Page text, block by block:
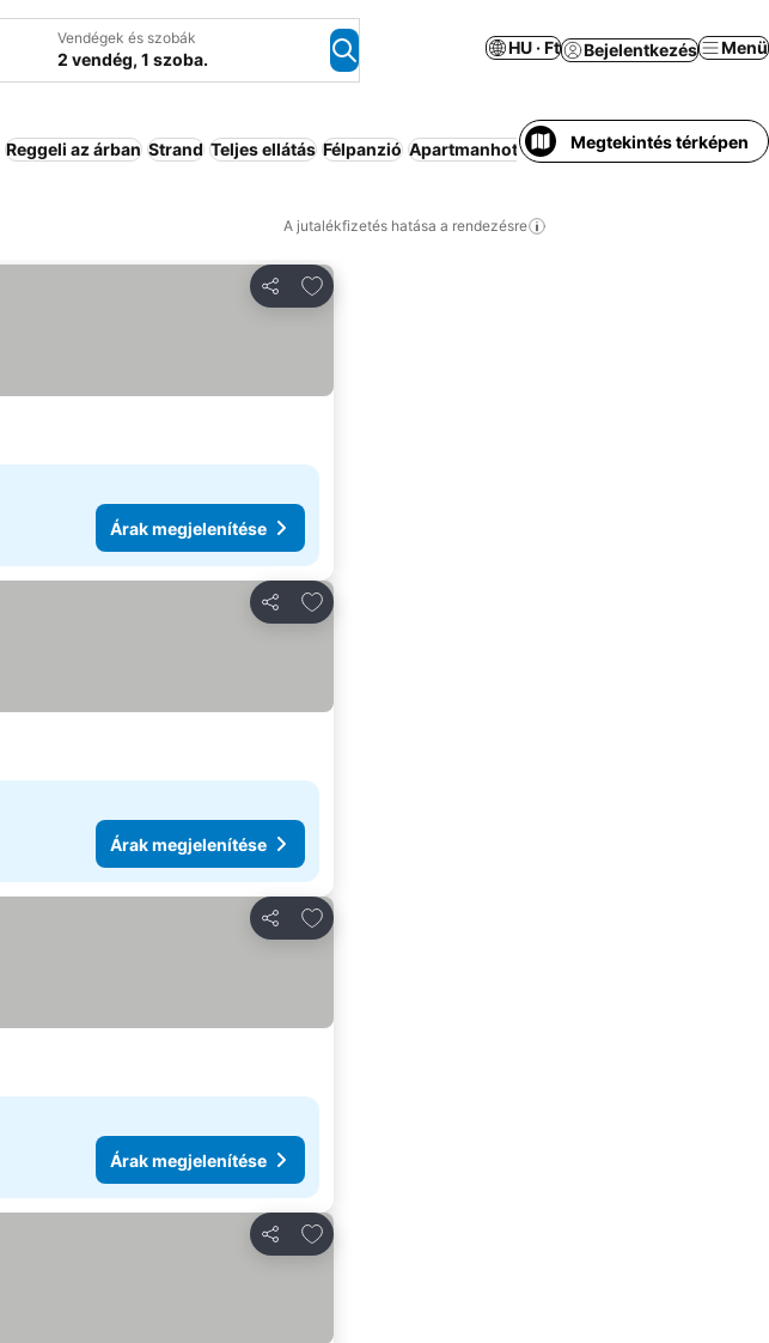
Vendégek és szobák
2 vendég, 1 szoba.
HU · Ft Bejelentkezés Menü
Reggeli az árban Strand Teljes ellátás Félpanzió Apartmanhotel Üdülő Spa
Megtekintés térképen
A jutalékfizetés hatása a rendezésre
Megosztás
Hozzáadás a kedvencekhez
Árak megjelenítése
Megosztás
Hozzáadás a kedvencekhez
Árak megjelenítése
Megosztás
Hozzáadás a kedvencekhez
Árak megjelenítése
Megosztás
Hozzáadás a kedvencekhez